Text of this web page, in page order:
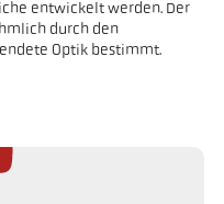
entwickelt werden. Der
durch den
Optik bestimmt.